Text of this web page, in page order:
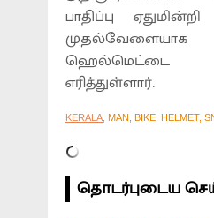
பாதிப்பு
ஹெல்மெட்டை
எரித்துள்ளார்.
KERALA, MAN, BIKE, HELMET,
தொடர்புடைய